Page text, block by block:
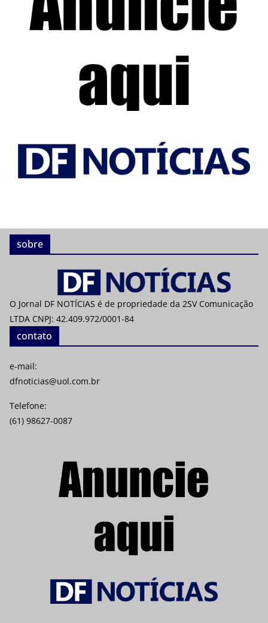
sobre
O Jornal DF NOTÍCIAS é de propriedade da 2SV Comunicação
LTDA CNPJ: 42.409.972/0001-84
contato
e-mail:
dfnoticias@uol.com.br
Telefone:
(61) 98627-0087